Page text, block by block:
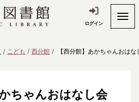
ログイン
こども 西分館 【西分館】あかちゃんおはな
かちゃんおはなし会